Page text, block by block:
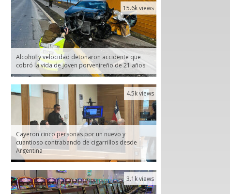
Alcohol y velocidad detonaron accidente que
cobró la vida de joven porvenireño de 21 años
15.6k views
Cayeron cinco personas por un nuevo y
cuantioso contrabando de cigarrillos desde
Argentina
4.5k views
3.1k views